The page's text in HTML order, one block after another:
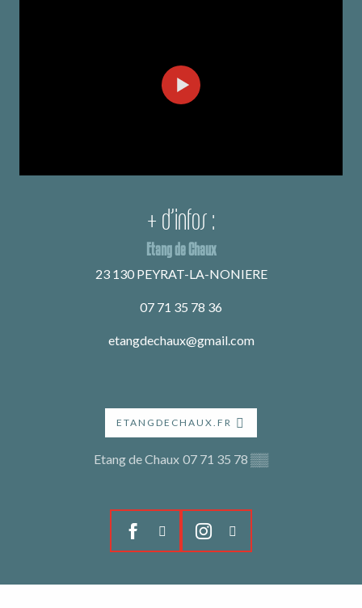
+ d’infos :
Etang de Chaux
23 130 PEYRAT-LA-NONIERE
07 71 35 78 36
etangdechaux@gmail.com
ETANGDECHAUX.FR
Etang de Chaux 07 71 35 78 ▒▒